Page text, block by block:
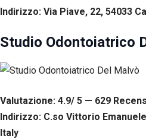
Indirizzo: Via Piave, 22, 54033
Studio Odontoiatrico
Valutazione: 4.9/ 5 — 629 R
Indirizzo: C.so Vittorio
Italy
non sono
Sono
necessari per il
funzionamento
Statistiche